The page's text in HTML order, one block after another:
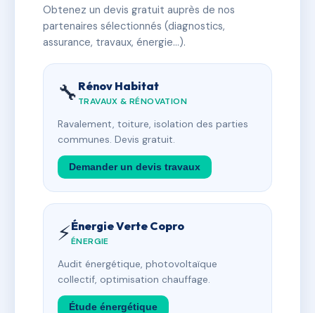
Obtenez un devis gratuit auprès de nos
partenaires sélectionnés (diagnostics,
assurance, travaux, énergie…).
🔧 Rénov Habitat
TRAVAUX & RÉNOVATION
Ravalement, toiture, isolation des parties
communes. Devis gratuit.
Demander un devis travaux
⚡Énergie Verte Copro
ÉNERGIE
Audit énergétique, photovoltaïque
collectif, optimisation chauffage.
Étude énergétique